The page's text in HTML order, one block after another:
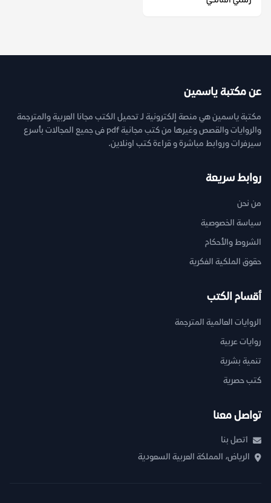
عن مكتبة ياسمين
مكتبة ياسمين هي منصة إلكترونية لـ تحميل الكتب مجانا العربية والمترجمة
والروايات والقصص وغيرها من كتب مجانية pdf فى جميع المجالات بأسرع
سيرفرات وروابط مباشرة و قراءة كتب اونلاين.
روابط سريعة
من نحن
سياسة الخصوصية
الشروط والأحكام
حقوق الملكية الفكرية
أقسام الكتب
الروايات العالمية المترجمة
روايات عربية
تنمية بشرية
كتب حصرية
تواصل معنا
اتصل بنا
الرياض، المملكة العربية السعودية